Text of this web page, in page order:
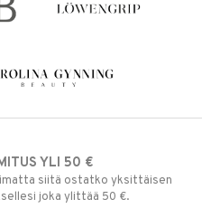
YLI 50 €
siitä ostatko yksittäisen
joka ylittää 50 €.